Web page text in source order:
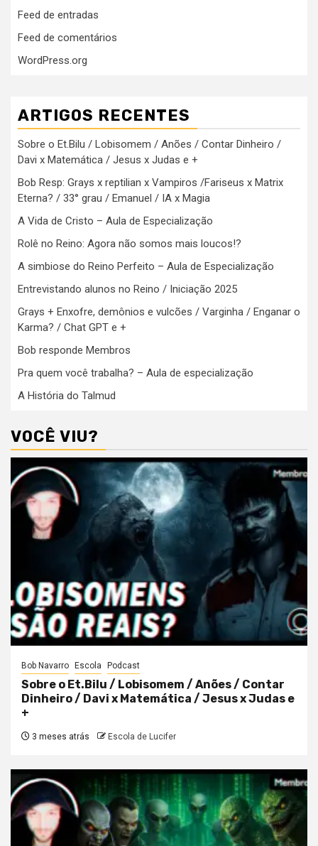
Feed de entradas
Feed de comentários
WordPress.org
ARTIGOS RECENTES
Sobre o Et.Bilu / Lobisomem / Anões / Contar Dinheiro /
Davi x Matemática / Jesus x Judas e +
Bob Resp: Grays x reptilian x Vampiros /Fariseus x Matrix
Eterna? / 33° grau / Emanuel / IA x Magia
A Vida de Cristo – Aula de Especialização
Rolê no Reino: Agora não somos mais loucos!?
A simbiose do Reino Perfeito – Aula de Especialização
Entrevistando alunos no Reino / Iniciação 2025
Grays + Enxofre, demônios e vulcões / Varginha / Enganar o
Karma? / Chat GPT e +
Bob responde Membros
Pra quem você trabalha? – Aula de especialização
A História do Talmud
VOCÊ VIU?
Bob Navarro Escola Podcast
Sobre o Et.Bilu / Lobisomem / Anões / Contar
Dinheiro / Davi x Matemática / Jesus x Judas e
+
3 meses atrás Escola de Lucifer